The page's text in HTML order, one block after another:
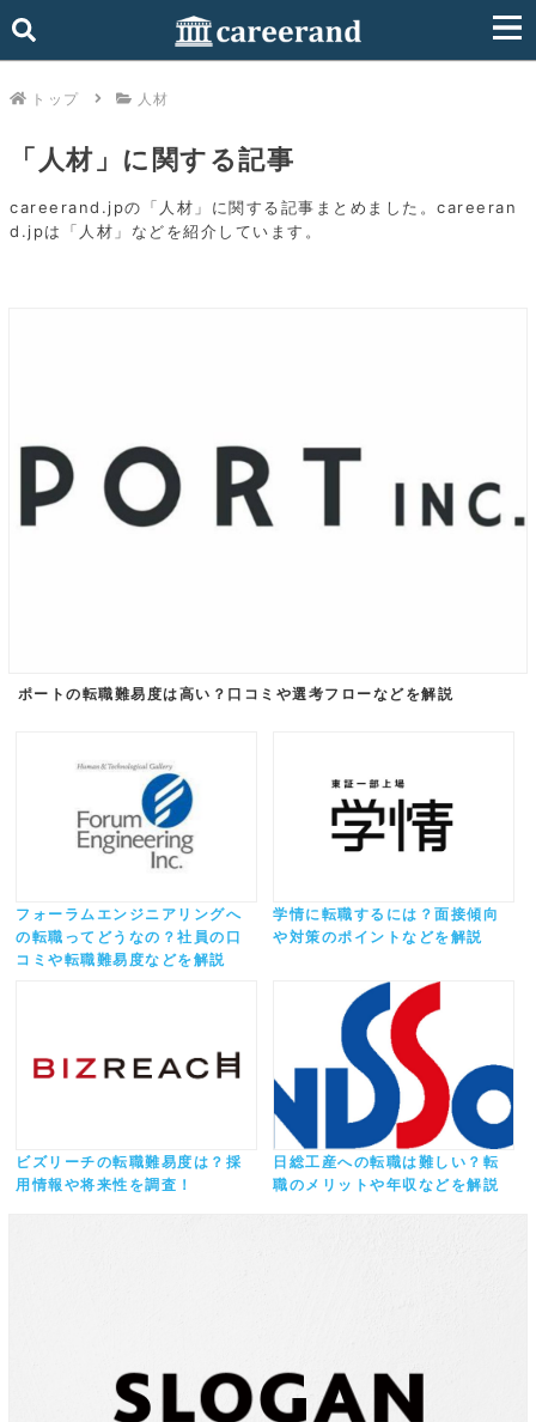
トップ 人材
「人材」に関する記事
careerand.jpの「人材」に関する記事まとめました。careeran
d.jpは「人材」などを紹介しています。
ポートの転職難易度は高い？口コミや選考フローなどを解説
フォーラムエンジニアリングへ
の転職ってどうなの？社員の口
コミや転職難易度などを解説
学情に転職するには？面接傾向
や対策のポイントなどを解説
ビズリーチの転職難易度は？採
用情報や将来性を調査！
日総工産への転職は難しい？転
職のメリットや年収などを解説